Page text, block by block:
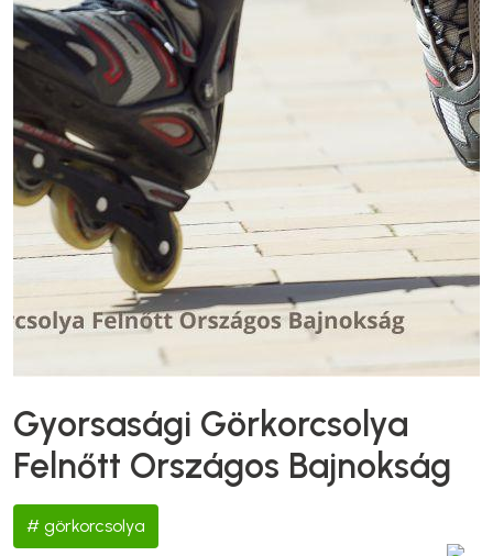
Gyorsasági Görkorcsolya
Felnőtt Országos Bajnokság
görkorcsolya